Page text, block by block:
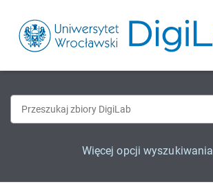
Więcej opcji wyszukiwania